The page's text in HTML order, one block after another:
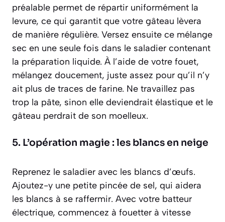
préalable permet de répartir uniformément la
levure, ce qui garantit que votre gâteau lèvera
de manière régulière. Versez ensuite ce mélange
sec en une seule fois dans le saladier contenant
la préparation liquide. À l’aide de votre fouet,
mélangez doucement, juste assez pour qu’il n’y
ait plus de traces de farine. Ne travaillez pas
trop la pâte, sinon elle deviendrait élastique et le
gâteau perdrait de son moelleux.
5. L’opération magie : les blancs en neige
Reprenez le saladier avec les blancs d’œufs.
Ajoutez-y une petite pincée de sel, qui aidera
les blancs à se raffermir. Avec votre batteur
électrique, commencez à fouetter à vitesse